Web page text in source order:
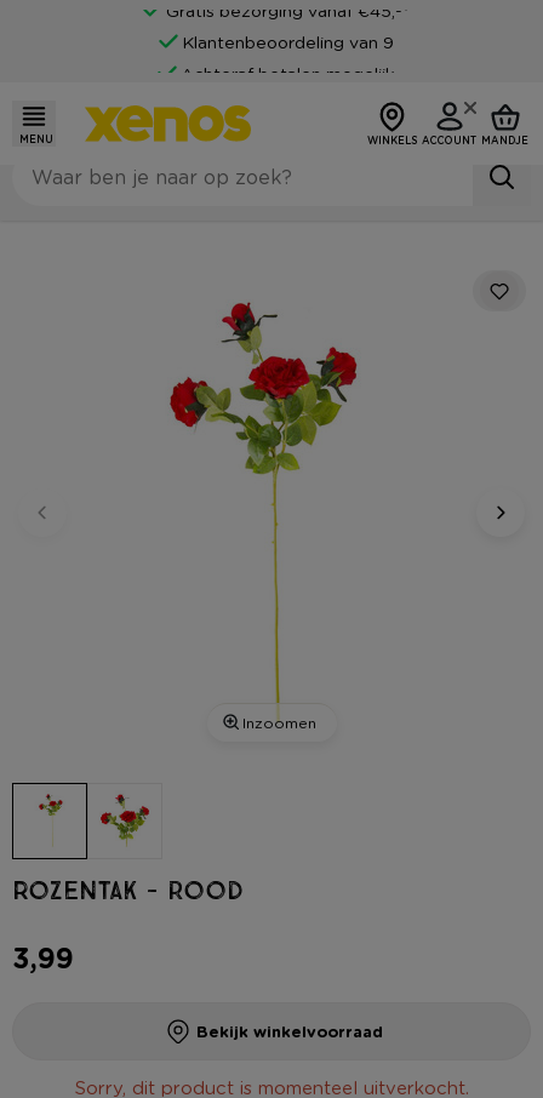
Gratis bezorging vanaf €45,-*
Klantenbeoordeling van 9
Achteraf betalen mogelijk
MENU WINKELS ACCOUNT MANDJE
Inzoomen
Rozentak - rood
3,99
Bekijk winkelvoorraad
Sorry, dit product is momenteel uitverkocht.